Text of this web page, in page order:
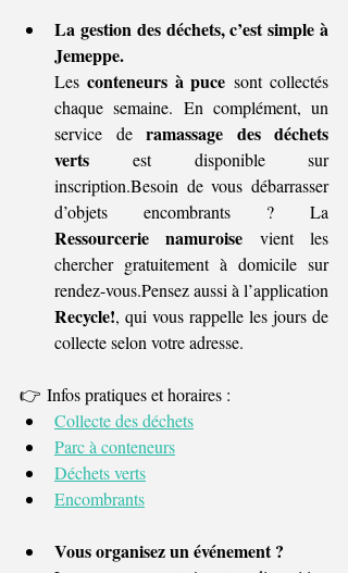
La gestion des déchets, c’est simple à
Jemeppe.
Les conteneurs à puce sont collectés
chaque semaine. En complément, un
service de ramassage des déchets
verts est disponible sur
inscription.Besoin de vous débarrasser
Ressourcerie namuroise vient les
chercher gratuitement à domicile sur
Recycle!, qui vous rappelle les jours de
collecte selon votre adresse.
👉 Infos pratiques et horaires :
Collecte des déchets
Parc à conteneurs
Déchets verts
Encombrants
Vous organisez un événement ?